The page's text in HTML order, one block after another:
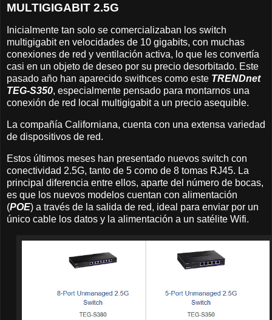
MULTIGIGABIT 2.5G
Inicialmente tan solo se comercializaban los switch
multigigabit en velocidades de 10 gigabits, con muchas
conexiones de red y ventilación activa, lo que les convertía
casi en un objeto de deseo por su precio desorbitado. Este
pasado año han aparecido swithces como este TRENDnet
TEG-S350, especialmente pensado para montarnos una
conexión de red local multigigabit a un precio asequible.
La compañía Californiana, cuenta con una extensa variedad
de dispositivos de red.
Estos últimos meses han presentado nuevos switch con
conectividad 2.5G, tanto de 5 como de 8 tomas RJ45. La
principal diferencia entre ellos, aparte del número de bocas,
es que los nuevos modelos cuentan con alimentación
(POE) a través de la salida de red, ideal para enviar por un
único cable los datos y la alimentación a un satélite Wifi.